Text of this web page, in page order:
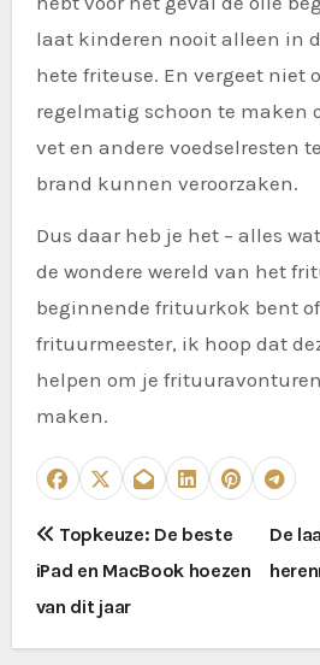
laat kinderen nooit alleen in
hete friteuse. En vergeet niet
regelmatig schoon te maken
vet en andere voedselresten
brand kunnen veroorzaken.
Dus daar heb je het – alles
de wondere wereld van het
beginnende frituurkok bent
frituurmeester, ik hoop dat
helpen om je
maken.
P
o
s
Topkeuze: De beste
iPad en MacBook hoezen
van dit jaar
De